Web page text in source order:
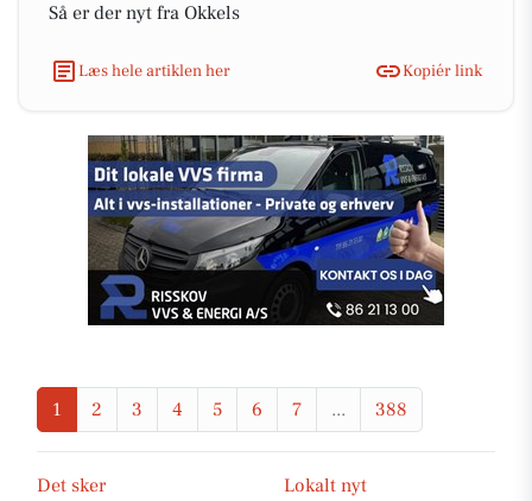
Så er der nyt fra Okkels
Læs hele artiklen her Kopiér link
1 2 3 4 5 6 7 ... 388
Det sker
Lokalt nyt